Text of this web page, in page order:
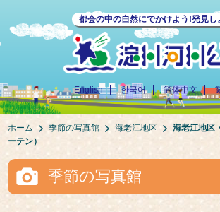
都会の中の自然にでかけよう!発見し
English 한국어 简体中文
ホーム 季節の写真館 海老江地区
海老江地区
ーテン）
季節の写真館